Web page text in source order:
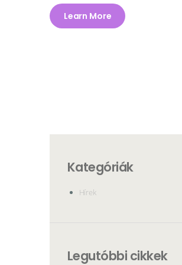
Learn More
Kategóriák
Hírek
Legutóbbi cikkek